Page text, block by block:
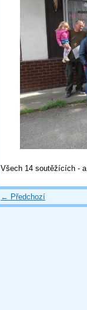
Všech 14 soutěžících - a
← Předchozí